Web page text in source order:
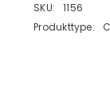
SKU:
1156
Produkttype: